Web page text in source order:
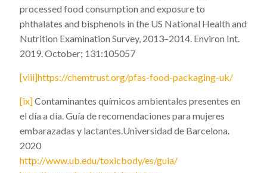
processed food consumption and exposure to
phthalates and bisphenols in the US National Health and
Nutrition Examination Survey, 2013–2014. Environ Int.
2019. October; 131:105057
[viii]https://chemtrust.org/pfas-food-packaging-uk/
[ix]Contaminantes químicos ambientales presentes en
el día a día. Guía de recomendaciones para mujeres
embarazadas y lactantes.Universidad de Barcelona.
2020
http://www.ub.edu/toxicbody/es/guia/